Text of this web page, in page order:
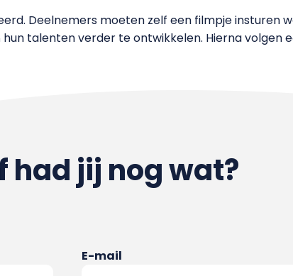
Deelnemers moeten zelf een filmpje insturen
talenten verder te ontwikkelen. Hierna volgen
had jij nog wat?
E-mail